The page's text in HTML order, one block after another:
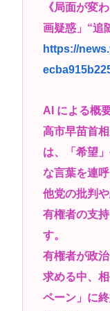
【新潟】大学
轢き逃げされ
学歴厨「文系
上！」←これ
対策に”マイナ
高市早苗さん
サイン入りド
若くて美人な
かされる「女
ガチで “ママ”
ポケカ資産が
【高市動画】
まれるの？
中国のメスガ
《局面が変
画疑惑」“追
https://
AI による概
高市早苗首
は、「希望
な言葉を連呼
他党の批判
有権者の支
す。
有権者が政
求める中、
ペーン」に